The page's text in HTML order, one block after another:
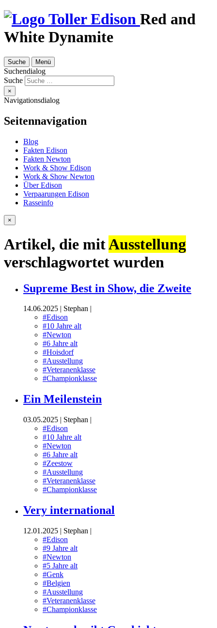
Red and
White Dynamite
Suche Menü
Suchendialog
Suche
×
Navigationsdialog
Seitennavigation
Blog
Fakten Edison
Fakten Newton
Work & Show Edison
Work & Show Newton
Über Edison
Verpaarungen Edison
Rasseinfo
×
Artikel, die mitAusstellung
verschlagwortet wurden
Supreme Best in Show, die Zweite
14.06.2025 Stephan
#Edison
#10 Jahre alt
#Newton
#6 Jahre alt
#Hoisdorf
#Ausstellung
#Veteranenklasse
#Championklasse
Ein Meilenstein
03.05.2025 | Stephan |
#Edison
#10 Jahre alt
#Newton
#6 Jahre alt
#Zeestow
#Ausstellung
#Veteranenklasse
#Championklasse
Very international
12.01.2025 | Stephan |
#Edison
#9 Jahre alt
#Newton
#5 Jahre alt
#Genk
#Belgien
#Ausstellung
#Veteranenklasse
#Championklasse